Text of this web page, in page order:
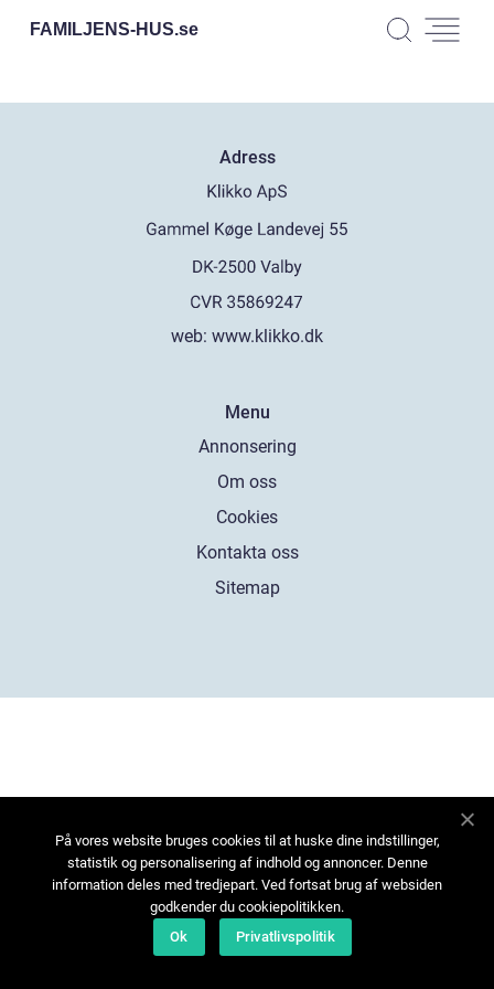
FAMILJENS-HUS.se
Adress
web: www.klikko.dk
Menu
Annonsering
Om oss
Cookies
Kontakta oss
Sitemap
På vores website bruges cookies til at huske dine indstillinger,
statistik og personalisering af indhold og annoncer. Denne
information deles med tredjepart. Ved fortsat brug af websiden
godkender du cookiepolitikken.
Ok
Privatlivspolitik